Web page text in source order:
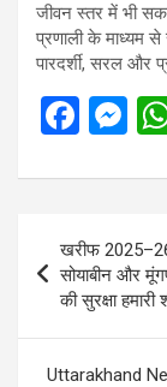
जीवन स्तर में भी
प्रणाली के माध्यम से
पारदर्शी, सरल और
F
ce
b
o
o
k
M
se
n
g
er
navigation
खरीफ
सोयाबीन और
की सुरक्षा
Uttarakhand